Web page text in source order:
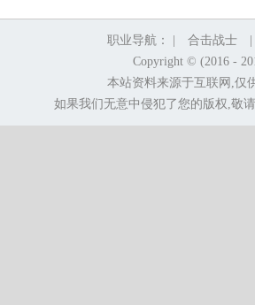
职业导航： | 合击战士
Copyright © (2016 -
本站资料来源于互联网,仅
如果我们无意中侵犯了您的版权,敬